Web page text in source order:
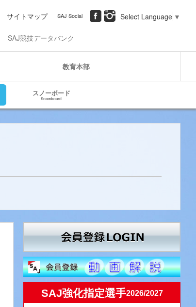
サイトマップ SAJ Social Select Language ▼
SAJ競技データバンク
教育本部
スノーボード
Snowboard
SAJ強化指定選手2026/2027